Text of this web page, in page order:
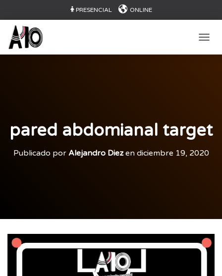
PRESENCIAL ONLINE
pared abdomianal target
Publicado por Alejandro Diezen diciembre 19, 2020